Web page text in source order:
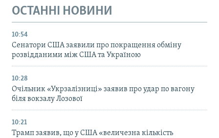
ОСТАННІ НОВИНИ
10:54
Сенатори США заявили про покращення обміну
розвідданими між США та Україною
10:28
Очільник «Укрзалізниці» заявив про удар по вагону
біля вокзалу Лозової
10:21
Трамп заявив, що у США «величезна кількість